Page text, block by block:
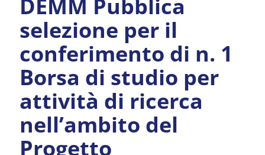
DEMM Pubblica
selezione per il
conferimento di n. 1
Borsa di studio per
attività di ricerca
nell’ambito del
Progetto